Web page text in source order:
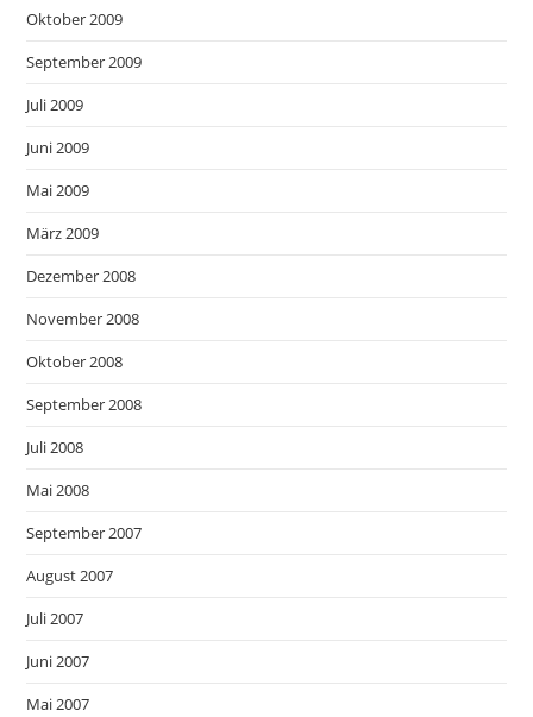
Oktober 2009
September 2009
Juli 2009
Juni 2009
Mai 2009
März 2009
Dezember 2008
November 2008
Oktober 2008
September 2008
Juli 2008
Mai 2008
September 2007
August 2007
Juli 2007
Juni 2007
Mai 2007